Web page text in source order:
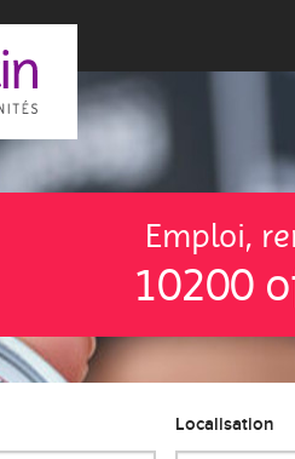
Emploi,
10200
Localisation